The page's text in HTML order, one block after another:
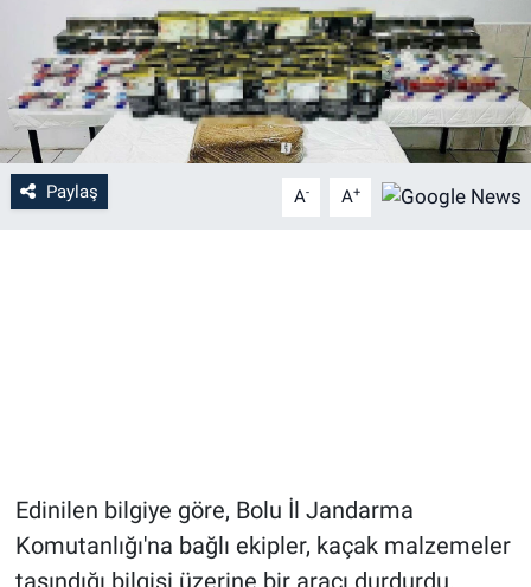
Paylaş A- A+
Edinilen bilgiye göre, Bolu İl Jandarma
Komutanlığı'na bağlı ekipler, kaçak malzemeler
taşındığı bilgisi üzerine bir aracı durdurdu.